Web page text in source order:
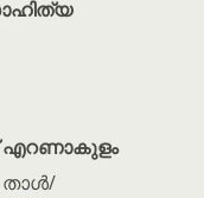
എറണാകുളം